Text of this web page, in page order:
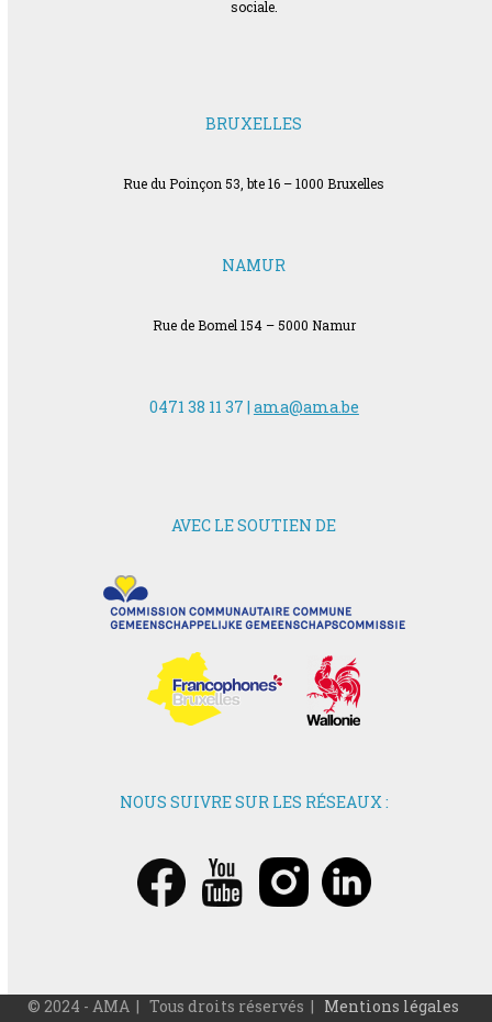
sociale.
BRUXELLES
Rue du Poinçon 53, bte 16 – 1000 Bruxelles
NAMUR
Rue de Bomel 154 – 5000 Namur
0471 38 11 37 | ama@ama.be
AVEC LE SOUTIEN DE
NOUS SUIVRE SUR LES RÉSEAUX :
© 2024 - AMA | Tous droits réservés | Mentions légales